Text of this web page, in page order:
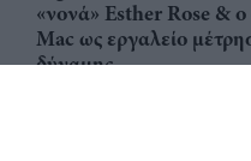
«νονά» Esther Rose & ο
Mac ως εργαλείο
δύναμης